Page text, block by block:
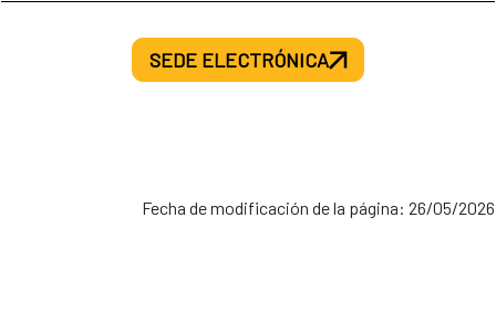
SEDE ELECTRÓNICA
Fecha de modificación de la página: 26/05/2026